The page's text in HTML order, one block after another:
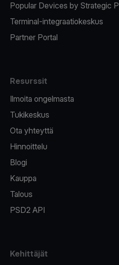
Popular Devices by Strategic
Terminal-integraatiokeskus
Partner Portal
Resurssit
Ilmoita ongelmasta
Tukikeskus
Ota yhteyttä
Hinnoittelu
Blogi
Kauppa
Talous
PSD2 API
Kehittäjät